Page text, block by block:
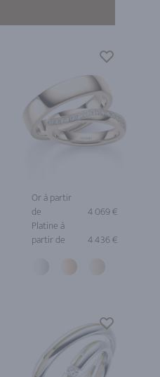
Or à partir
de
4 069 €
Platine à
partir de
4 436 €